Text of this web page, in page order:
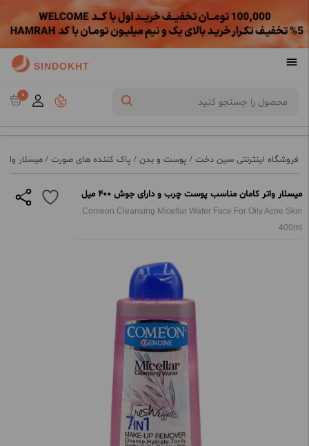
SINDOKHT
0
فروشگاه اینترنتی سین دخت / پوست و بدن / پاک کننده های صورت / میسلار واتر
میسلار واتر کامان مناسب پوست چرب و دارای جوش 400 میل
Comeon Cleansing Micellar Water Face For Oily Acne Skin
400ml